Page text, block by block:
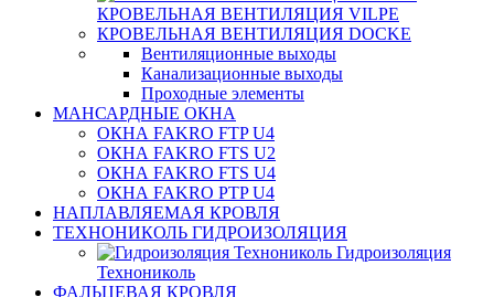
КРОВЕЛЬНАЯ ВЕНТИЛЯЦИЯ VILPE
КРОВЕЛЬНАЯ ВЕНТИЛЯЦИЯ DOCKE
Вентиляционные выходы
Канализационные выходы
Проходные элементы
МАНСАРДНЫЕ ОКНА
ОКНА FAKRO FTP U4
ОКНА FAKRO FTS U2
ОКНА FAKRO FTS U4
ОКНА FAKRO PTP U4
НАПЛАВЛЯЕМАЯ КРОВЛЯ
ТЕХНОНИКОЛЬ ГИДРОИЗОЛЯЦИЯ
Гидроизоляция
Технониколь
ФАЛЬЦЕВАЯ КРОВЛЯ